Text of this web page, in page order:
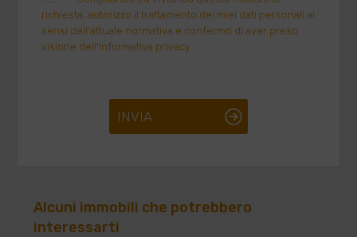
richiesta, autorizzo il trattamento dei miei dati personali ai
sensi dell'attuale normativa e confermo di aver preso
visione dell'informativa privacy.
INVIA
Alcuni immobili che potrebbero
interessarti